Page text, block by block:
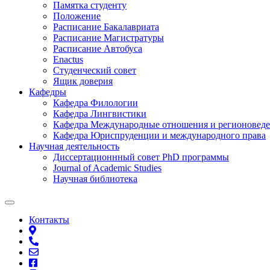
Памятка студенту
Положение
Расписание Бакалавриата
Расписание Магистратуры
Расписание Автобуса
Enactus
Студенческий совет
Ящик доверия
Кафедры
Кафедра Филологии
Кафедра Лингвистики
Кафедра Международные отношения и
Кафедра Юриспруденции и международного права
Научная деятельность
Диссертационнный совет PhD программы
Journal of Academic Studies
Научная библиотека
Контакты